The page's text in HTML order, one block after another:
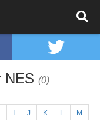
NES (0)
J K L M